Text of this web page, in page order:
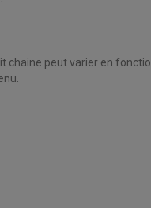
chaine peut varier en